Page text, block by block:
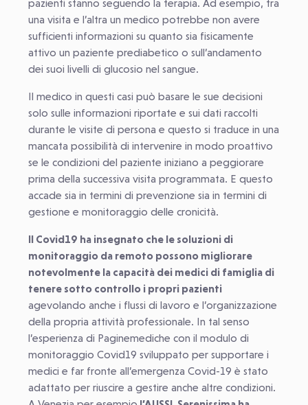
pazienti stanno seguendo la terapia. Ad esempio, tra
una visita e l’altra un medico potrebbe non avere
sufficienti informazioni su quanto sia fisicamente
attivo un paziente prediabetico o sull’andamento
dei suoi livelli di glucosio nel sangue.
Il medico in questi casi può basare le sue decisioni
solo sulle informazioni riportate e sui dati raccolti
durante le visite di persona e questo si traduce in una
mancata possibilità di intervenire in modo proattivo
se le condizioni del paziente iniziano a peggiorare
prima della successiva visita programmata. E questo
accade sia in termini di prevenzione sia in termini di
gestione e monitoraggio delle cronicità.
Il Covid19 ha insegnato che le soluzioni di
monitoraggio da remoto possono migliorare
notevolmente la capacità dei medici di famiglia di
tenere sotto controllo i propri pazienti
agevolando anche i flussi di lavoro e l’organizzazione
della propria attività professionale. In tal senso
l’esperienza di Paginemediche con il modulo di
monitoraggio Covid19 sviluppato per supportare i
medici e far fronte all’emergenza Covid-19 è stato
adattato per riuscire a gestire anche altre condizioni.